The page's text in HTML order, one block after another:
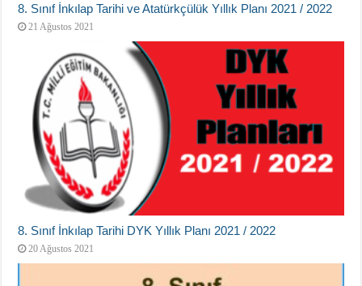
8. Sınıf İnkılap Tarihi ve Atatürkçülük Yıllık Planı 2021 / 2022
21 Ağustos 2021
8. Sınıf İnkılap Tarihi DYK Yıllık Planı 2021 / 2022
20 Ağustos 2021